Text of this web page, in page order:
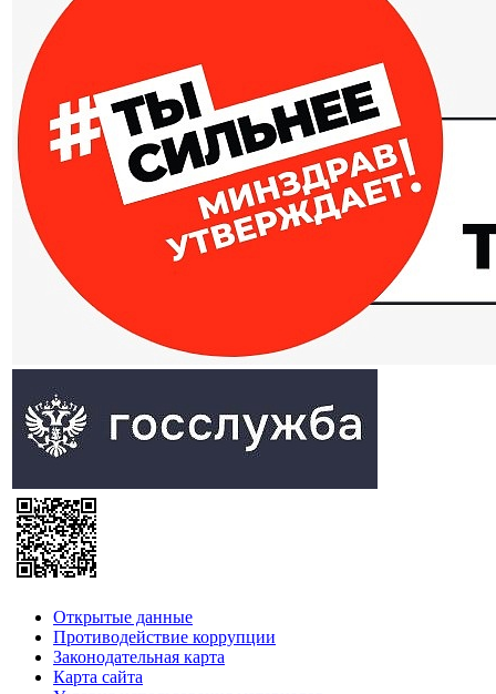
Открытые данные
Противодействие коррупции
Законодательная карта
Карта сайта